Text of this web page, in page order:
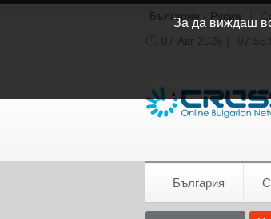
България - Русия
07 Авг 2026 |
България
За да виждаш